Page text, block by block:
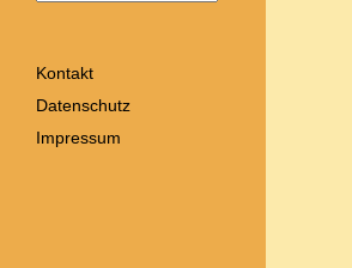
Kontakt
Datenschutz
Impressum